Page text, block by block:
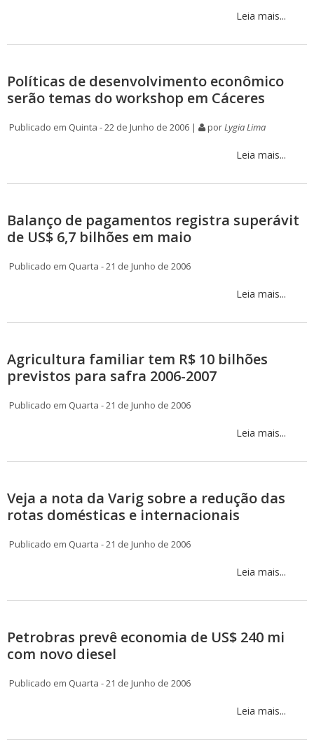
Leia mais...
Políticas de desenvolvimento econômico
serão temas do workshop em Cáceres
Publicado em Quinta - 22 de Junho de 2006 | porLygia Lima
Leia mais...
Balanço de pagamentos registra superávit
de US$ 6,7 bilhões em maio
Publicado em Quarta - 21 de Junho de 2006
Leia mais...
Agricultura familiar tem R$ 10 bilhões
previstos para safra 2006-2007
Publicado em Quarta - 21 de Junho de 2006
Leia mais...
Veja a nota da Varig sobre a redução das
rotas domésticas e internacionais
Publicado em Quarta - 21 de Junho de 2006
Leia mais...
Petrobras prevê economia de US$ 240 mi
com novo diesel
Publicado em Quarta - 21 de Junho de 2006
Leia mais...